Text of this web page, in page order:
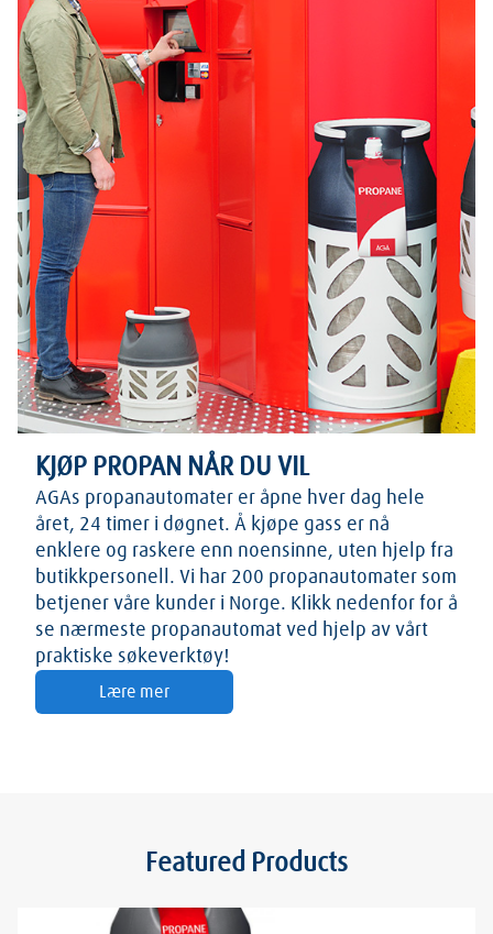
KJØP PROPAN NÅR DU VIL
AGAs propanautomater er åpne hver dag hele
året, 24 timer i døgnet. Å kjøpe gass er nå
enklere og raskere enn noensinne, uten hjelp fra
butikkpersonell. Vi har 200 propanautomater som
betjener våre kunder i Norge. Klikk nedenfor for å
se nærmeste propanautomat ved hjelp av vårt
praktiske søkeverktøy!
Lære mer
Featured Products